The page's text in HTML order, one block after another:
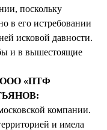
поскольку
в его истребовании
исковой давности.
и в вышестоящие
ООО «ПТФ
компании.
и имела